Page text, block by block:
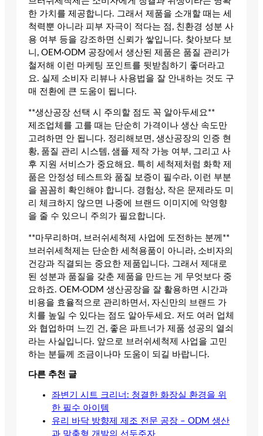
한 가치를 제공합니다. 그래서 제품을 소개할 때는 세
척력뿐 아니라 피부 자극이 적다는 점, 친환경 성분 사
용 여부 등을 강조하면 신뢰가 쌓입니다. 찾아보다 보
니, OEM·ODM 공장에서 생산된 제품은 품질 관리가
철저해 이런 마케팅 포인트를 뒷받침하기 좋더라고
요. 실제 소비자 리뷰나 사용법을 잘 안내하는 것도 구
매 전환에 큰 도움이 됩니다.
**생산공장 선택 시 주의할 점도 꼭 알아두세요**
제조업체를 고를 때는 단순히 가격이나 생산 속도만
고려하면 안 됩니다. 정리해보면, 생산공장의 인증 현
황, 품질 관리 시스템, 샘플 제작 가능 여부, 그리고 사
후 지원 서비스가 중요해요. 특히 세척제처럼 화학 제
품은 안정성 테스트와 품질 보증이 필수라, 이런 부분
을 꼼꼼히 확인해야 합니다. 경험상, 작은 문제라도 미
리 체크하지 않으면 나중에 브랜드 이미지에 악영향
을 줄 수 있으니 주의가 필요합니다.
**마무리하며, 브러쉬세척제 사업에 도전하는 분께**
브러쉬세척제는 단순한 세척용품이 아니라, 소비자의
건강과 직결되는 중요한 제품입니다. 그래서 제대로
된 성분과 품질을 갖춘 제품을 만드는 게 무엇보다 중
요하죠. OEM·ODM 생산공장을 잘 활용하면 시간과
비용을 효율적으로 관리하면서, 자신만의 브랜드 가
치를 높일 수 있다는 점도 알아두세요. 저도 여러 업체
와 협업하며 느낀 건, 좋은 파트너가 제품 성공의 열쇠
라는 사실입니다. 앞으로 브러쉬세척제 사업을 고민
하는 분들께 조금이나마 도움이 되길 바랍니다.
다른 추천 글
좌변기 시트 크리너: 청결한 화장실 환경을 위
한 필수 아이템
유리 바닥 방향제 제조 전문 공장 – ODM 생산
과 맞춤형 개발의 선두주자